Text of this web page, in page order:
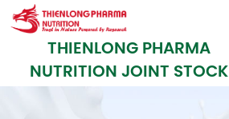
THIENLONG PHARMA
NUTRITION JOINT STOCK